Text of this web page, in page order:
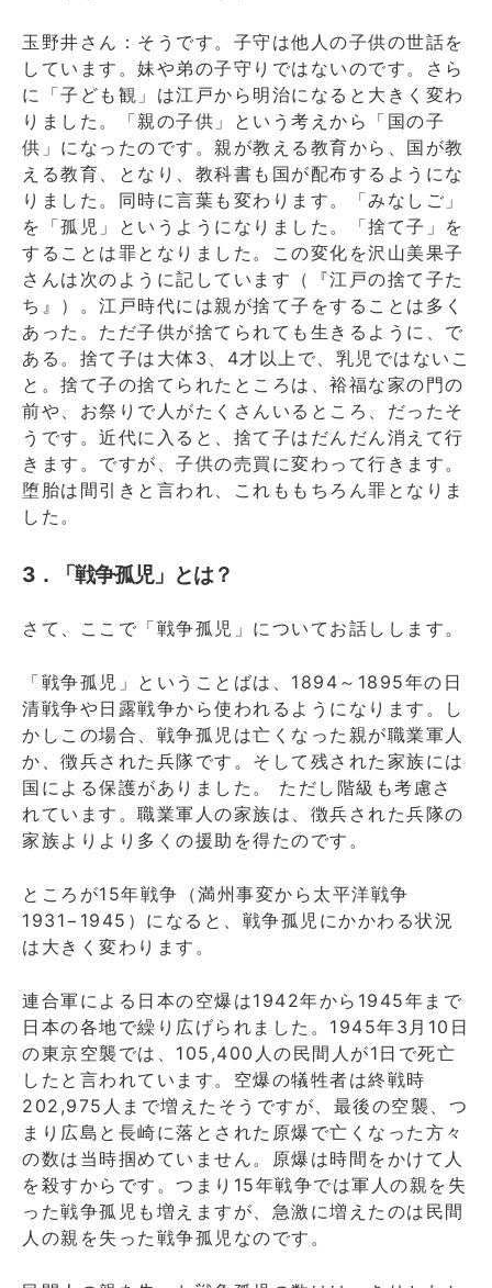
玉野井さん：そうです。子守は他人の子供の世話を
しています。妹や弟の子守りではないのです。さら
に「子ども観」は江戸から明治になると大きく変わ
りました。「親の子供」という考えから「国の子
供」になったのです。親が教える教育から、国が教
える教育、となり、教科書も国が配布するようにな
りました。同時に言葉も変わります。「みなしご」
を「孤児」というようになりました。「捨て子」を
することは罪となりました。この変化を沢山美果子
さんは次のように記しています（『江戸の捨て子た
ち』）。江戸時代には親が捨て子をすることは多く
あった。ただ子供が捨てられても生きるように、で
ある。捨て子は大体3、4才以上で、乳児ではないこ
と。捨て子の捨てられたところは、裕福な家の門の
前や、お祭りで人がたくさんいるところ、だったそ
うです。近代に入ると、捨て子はだんだん消えて行
きます。ですが、子供の売買に変わって行きます。
堕胎は間引きと言われ、これももちろん罪となりま
した。
3．「戦争孤児」とは？
さて、ここで「戦争孤児」についてお話しします。
「戦争孤児」ということばは、1894～1895年の日
清戦争や日露戦争から使われるようになります。し
かしこの場合、戦争孤児は亡くなった親が職業軍人
か、徴兵された兵隊です。そして残された家族には
国による保護がありました。 ただし階級も考慮さ
れています。職業軍人の家族は、徴兵された兵隊の
家族よりより多くの援助を得たのです。
ところが15年戦争（満州事変から太平洋戦争
1931−1945）になると、戦争孤児にかかわる状況
は大きく変わります。
連合軍による日本の空爆は1942年から1945年まで
日本の各地で繰り広げられました。1945年3月10日
の東京空襲では、105,400人の民間人が1日で死亡
したと言われています。空爆の犠牲者は終戦時
202,975人まで増えたそうですが、最後の空襲、つ
まり広島と長崎に落とされた原爆で亡くなった方々
の数は当時掴めていません。原爆は時間をかけて人
を殺すからです。つまり15年戦争では軍人の親を失
った戦争孤児も増えますが、急激に増えたのは民間
人の親を失った戦争孤児なのです。